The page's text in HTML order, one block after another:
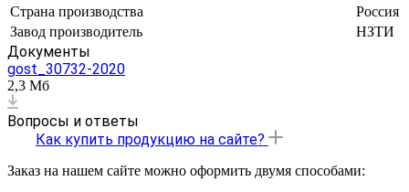
Страна производства
Россия
Завод производитель
НЗТИ
Документы
gost_30732-2020
2,3 Мб
Вопросы и ответы
Как купить продукцию на сайте?
Заказ на нашем сайте можно оформить двумя способами: